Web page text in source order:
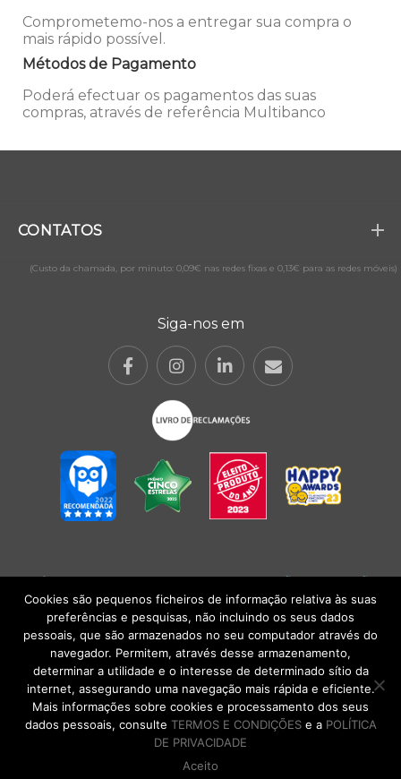
Comprometemo-nos a entregar sua compra o
mais rápido possível.
Métodos de Pagamento
Poderá efectuar os pagamentos das suas
compras, através de referência Multibanco
CONTATOS
(Custo da chamada, por minuto: 0,09€ nas redes fixas e 0,13€ para as redes móveis)
Siga-nos em
POLÍTICA DE PRIVACIDADE|TERMOS E CONDIÇÕESlCONDIÇÕES
GERAIS DE VENDA| Alberto Oculista, SA 2026. Todos os direitos reservados.
DE VOLTA AO TOPO
Cookies são pequenos ficheiros de informação relativa às suas
preferências e pesquisas, não incluindo os seus dados
pessoais, que são armazenados no seu computador através do
navegador. Permitem, através desse armazenamento,
determinar a utilidade e o interesse de determinado sítio da
internet, assegurando uma navegação mais rápida e eficiente.
Mais informações sobre cookies e processamento dos seus
dados pessoais, consulte TERMOS E CONDIÇÕESe a POLÍTICA
DE PRIVACIDADE
Aceito